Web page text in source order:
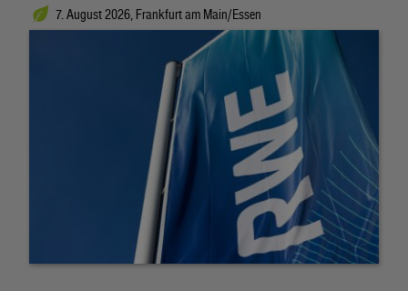
7. August 2026, Frankfurt am Main/Essen